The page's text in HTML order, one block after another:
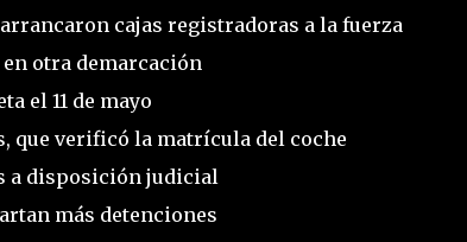
cajas registradoras a la fuerza
otra demarcación
el 11 de mayo
que verificó la matrícula del coche
a disposición judicial
más detenciones